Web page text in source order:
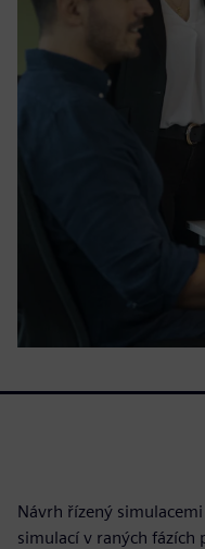
Návrh řízený
simulací v raných fázích